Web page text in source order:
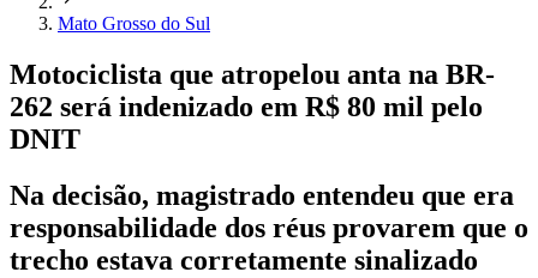
Mato Grosso do Sul
Motociclista que atropelou anta na BR-
262 será indenizado em R$ 80 mil pelo
DNIT
Na decisão, magistrado entendeu que era
responsabilidade dos réus provarem que o
trecho estava corretamente sinalizado